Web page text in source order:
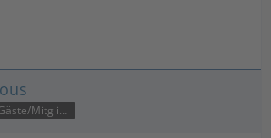
ehemalige Gäste/Mitglieder